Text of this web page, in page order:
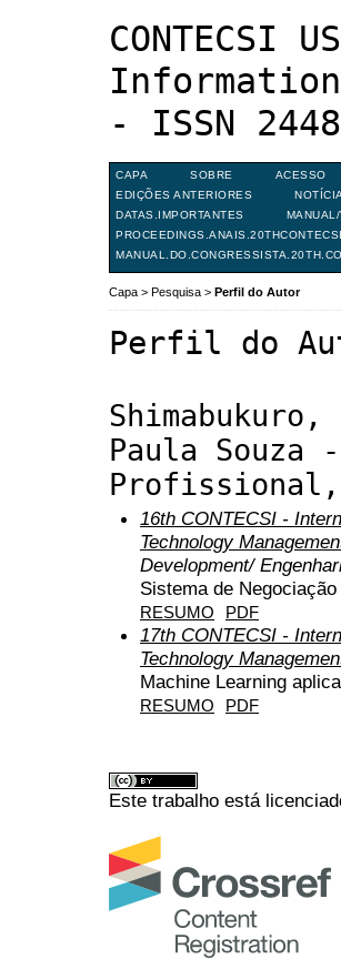
Information
- ISSN
CAPA SOBRE ACESSO
EDIÇÕES ANTERIORES
DATAS.IMPORTANTES
PROCEEDINGS.ANAIS.20THCONTECSI
Capa > Pesquisa > Perfil do Autor
Perfil do
Paula Souza
16th CONTECSI -
Technology
Development/
Sistema de
RESUMO PDF
17th CONTECSI -
Technology
Machine Learning
RESUMO PDF
Este trabalho está